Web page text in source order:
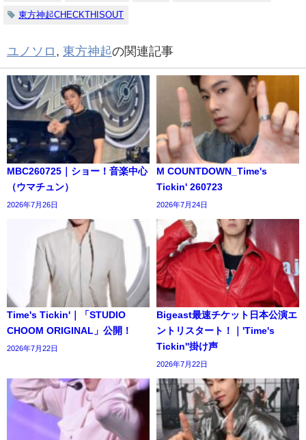
東方神起CHECKTHISOUT
ユノソロ , 東方神起の関連記事
MBC260725｜ショー！音楽中心
（ウマチュン）
2026年7月26日
M COUNTDOWN_Time's
Tickin' 260723
2026年7月24日
Time's Tickin'｜「STUDIO
CHOOM ORIGINAL」公開！
2026年7月22日
Bigeast最速チケット日本公演エ
ントリスタート！｜'Time's
Tickin''掛け声
2026年7月22日